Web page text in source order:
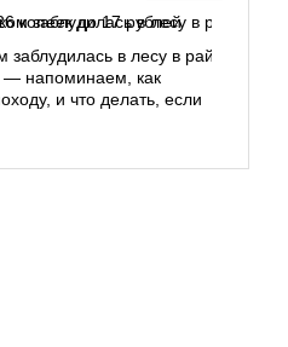
в лесу в районе
— напоминаем, как
и что делать, если